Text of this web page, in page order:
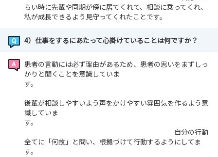
らい時に先輩や同期が傍に居てくれて、相談に乗ってくれ、
私が成長できるよう見守ってくれたことです。
4）仕事をするにあたって心掛けていることは何ですか？
患者の言動には必ず理由があるため、患者の思いをまずしっ
かりと聞くことを意識していま
す。
後輩が相談しやすいよう声をかけやすい雰囲気を作るよう意
識していま
す。
自分の行動
全てに「何故」と問い、根拠づけて行動するようにしてま
す。